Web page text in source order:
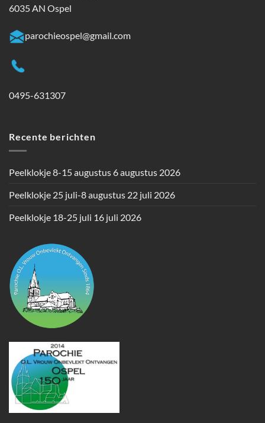
6035 AN Ospel
parochieospel@gmail.com
0495-631307
Recente berichten
Peelklokje 8-15 augustus 6 augustus 2026
Peelklokje 25 juli-8 augustus 22 juli 2026
Peelklokje 18-25 juli 16 juli 2026